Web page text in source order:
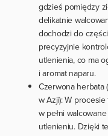
gdzieś pomiędzy
delikatnie
dochodzi do
precyzyjnie
utlenienia, co ma
i aromat naparu.
Czerwona herbata
w Azji): W
w pełni
utlenieniu. Dzięki